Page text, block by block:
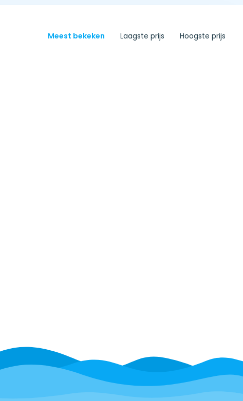
Meest bekeken Laagste prijs Hoogste prijs